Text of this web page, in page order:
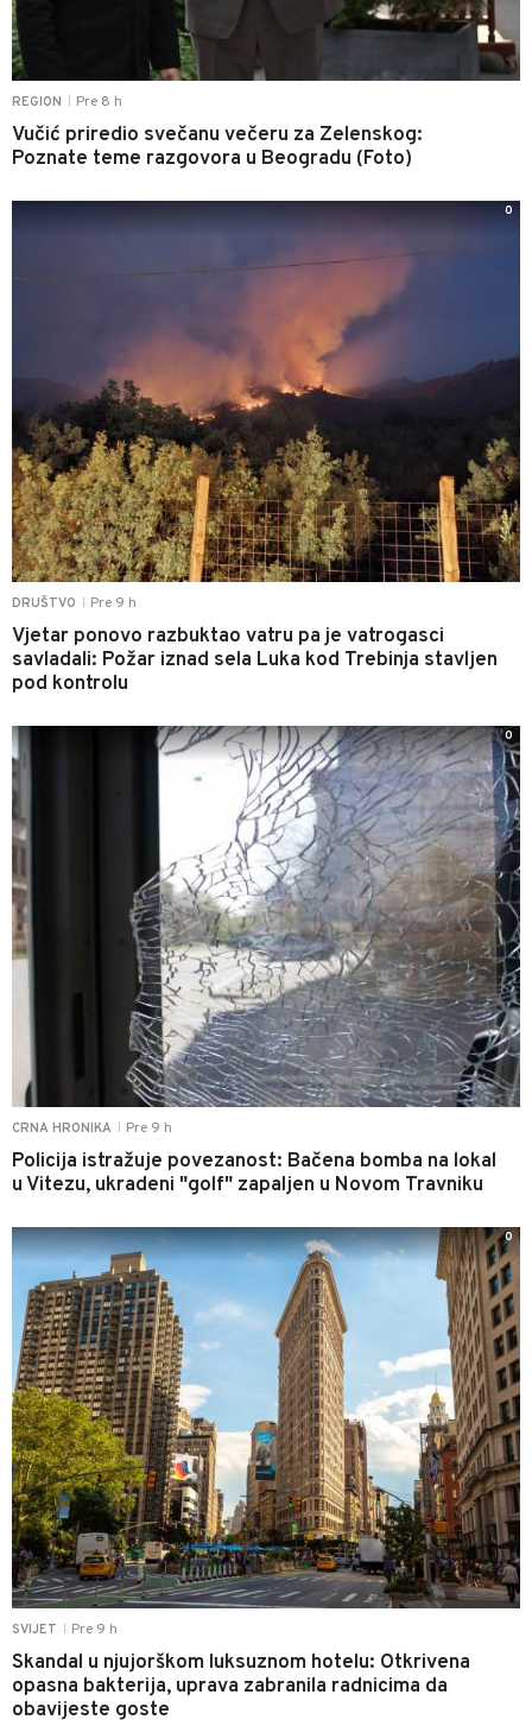
REGION Pre 8 h
Vučić priredio svečanu večeru za Zelenskog:
Poznate teme razgovora u Beogradu (Foto)
DRUŠTVO Pre 9 h
Vjetar ponovo razbuktao vatru pa je vatrogasci
savladali: Požar iznad sela Luka kod Trebinja stavljen
pod kontrolu
0
CRNA HRONIKA Pre 9 h
Policija istražuje povezanost: Bačena bomba na lokal
u Vitezu, ukradeni "golf" zapaljen u Novom Travniku
0
SVIJET Pre 9 h
Skandal u njujorškom luksuznom hotelu: Otkrivena
opasna bakterija, uprava zabranila radnicima da
obavijeste goste
0